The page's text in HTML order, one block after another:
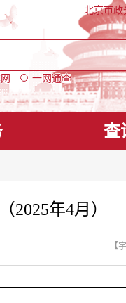
北京市政
一网通查
查
2025年4月）
【